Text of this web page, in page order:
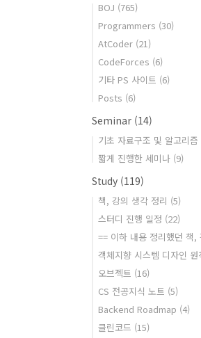
BOJ (765)
Programmers (30)
AtCoder (21)
CodeForces (6)
기타 PS 사이트 (6)
Posts (6)
Seminar (14)
기초 자료구조 및 알고리즘
짧게 진행한 세미나 (9)
Study (119)
책, 강의 생각 정리 (5)
스터디 진행 일정 (22)
== 이하 내용 정리했던 책,
객체지향 시스템 디자인 원
오브젝트 (16)
CS 전공지식 노트 (5)
Backend Roadmap (4)
클린코드 (15)